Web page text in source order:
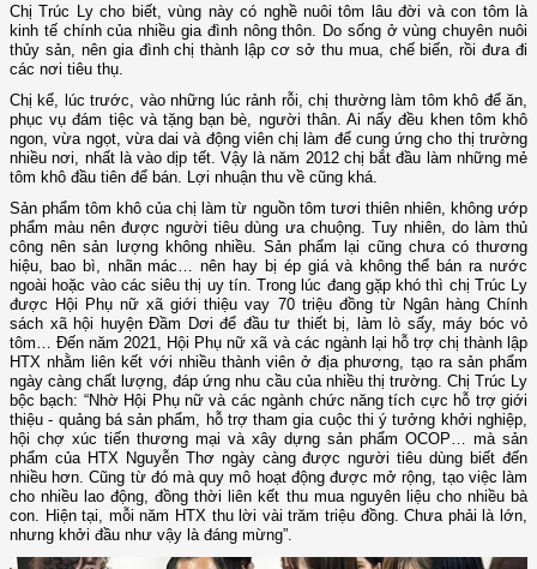
Chị Trúc Ly cho biết, vùng này có nghề nuôi tôm lâu đời và con tôm là
kinh tế chính của nhiều gia đình nông thôn. Do sống ở vùng chuyên nuôi
thủy sản, nên gia đình chị thành lập cơ sở thu mua, chế biến, rồi đưa đi
các nơi tiêu thụ.
Chị kể, lúc trước, vào những lúc rảnh rỗi, chị thường làm tôm khô để ăn,
phục vụ đám tiệc và tặng bạn bè, người thân. Ai nấy đều khen tôm khô
ngon, vừa ngọt, vừa dai và động viên chị làm để cung ứng cho thị trường
nhiều nơi, nhất là vào dịp tết. Vậy là năm 2012 chị bắt đầu làm những mẻ
tôm khô đầu tiên để bán. Lợi nhuận thu về cũng khá.
Sản phẩm tôm khô của chị làm từ nguồn tôm tươi thiên nhiên, không ướp
phẩm màu nên được người tiêu dùng ưa chuộng. Tuy nhiên, do làm thủ
công nên sản lượng không nhiều. Sản phẩm lại cũng chưa có thương
hiệu, bao bì, nhãn mác… nên hay bị ép giá và không thể bán ra nước
ngoài hoặc vào các siêu thị uy tín. Trong lúc đang gặp khó thì chị Trúc Ly
được Hội Phụ nữ xã giới thiệu vay 70 triệu đồng từ Ngân hàng Chính
sách xã hội huyện Đầm Dơi để đầu tư thiết bị, làm lò sấy, máy bóc vỏ
tôm… Đến năm 2021, Hội Phụ nữ xã và các ngành lại hỗ trợ chị thành lập
HTX nhằm liên kết với nhiều thành viên ở địa phương, tạo ra sản phẩm
ngày càng chất lượng, đáp ứng nhu cầu của nhiều thị trường. Chị Trúc Ly
bộc bạch: “Nhờ Hội Phụ nữ và các ngành chức năng tích cực hỗ trợ giới
thiệu - quảng bá sản phẩm, hỗ trợ tham gia cuộc thi ý tưởng khởi nghiệp,
hội chợ xúc tiến thương mại và xây dựng sản phẩm OCOP… mà sản
phẩm của HTX Nguyễn Thơ ngày càng được người tiêu dùng biết đến
nhiều hơn. Cũng từ đó mà quy mô hoạt động được mở rộng, tạo việc làm
cho nhiều lao động, đồng thời liên kết thu mua nguyên liệu cho nhiều bà
con. Hiện tại, mỗi năm HTX thu lời vài trăm triệu đồng. Chưa phải là lớn,
nhưng khởi đầu như vậy là đáng mừng”.